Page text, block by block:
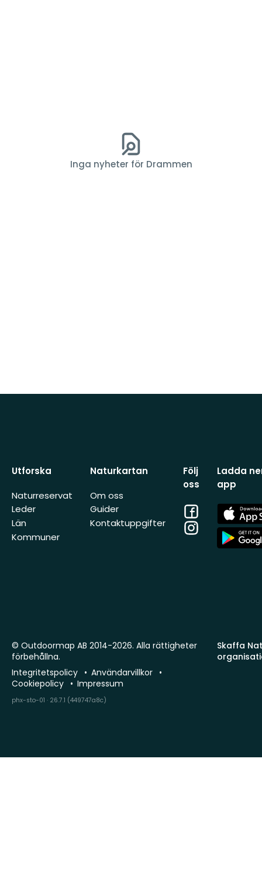
Inga nyheter för Drammen
Utforska
Naturreservat
Leder
Län
Kommuner
Naturkartan
Om oss
Guider
Kontaktuppgifter
Följ
oss
Facebook
Instagram
Ladda
app
App
Store
App
Store
Skaffa
© Outdoormap AB 2014-2026. Alla rättigheter
förbehållna.
Integritetspolicy
Användarvillkor
Cookiepolicy
Impressum
phx-sto-01 · 26.7.1 (449747a8c)